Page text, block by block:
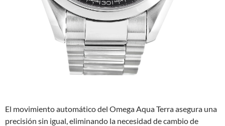
El movimiento automático del Omega Aqua Terra asegura una
precisión sin igual, eliminando la necesidad de cambio de